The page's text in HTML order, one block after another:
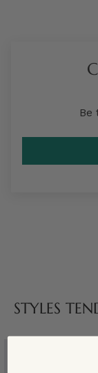
Be
STYLES